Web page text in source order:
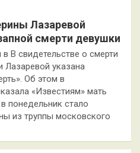
Лазаревой
смерти девушки
В свидетельстве о смерти
Лазаревой указана
Об этом в
«Известиям» мать
понедельник стало
из труппы московского